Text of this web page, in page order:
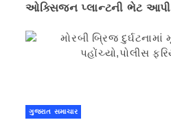
ઓક્સિજન પ્લાન્ટની ભેટ આપી
ગુજરાત સમાચાર